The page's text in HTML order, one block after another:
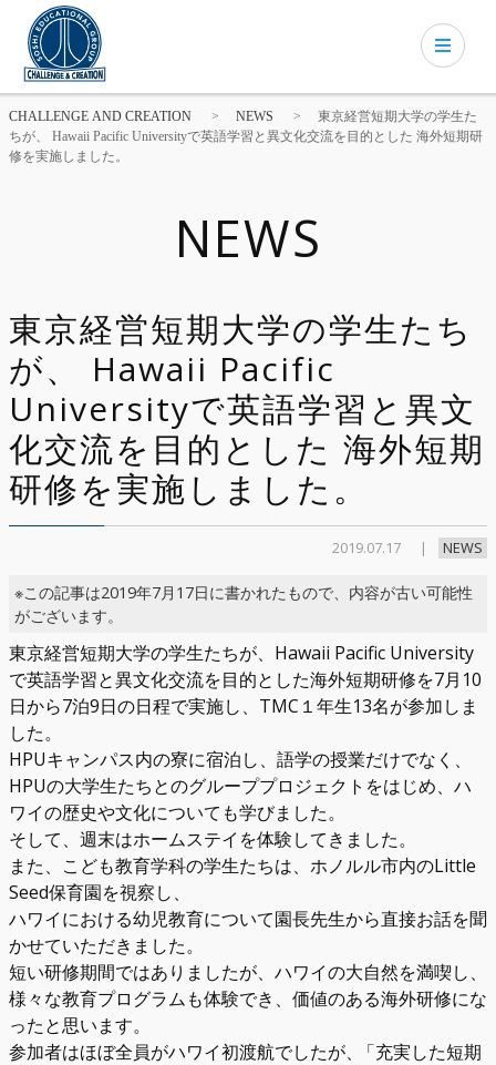
CHALLENGE AND CREATION > NEWS >
東京経営短期大学の学生た
ちが、 Hawaii Pacific Universityで英語学習と異文化交流を目的とした 海外短期研
修を実施しました。
NEWS
東京経営短期大学の学生たち
が、 Hawaii Pacific
Universityで英語学習と異文
化交流を目的とした 海外短期
研修を実施しました。
2019.07.17 NEWS
※この記事は2019年7月17日に書かれたもので、内容が古い可能性
がございます。
東京経営短期大学の学生たちが、Hawaii Pacific University
で英語学習と異文化交流を目的とした海外短期研修を7月10
日から7泊9日の日程で実施し、TMC１年生13名が参加しま
した。
HPUキャンパス内の寮に宿泊し、語学の授業だけでなく、
HPUの大学生たちとのグループプロジェクトをはじめ、ハ
ワイの歴史や文化についても学びました。
そして、週末はホームステイを体験してきました。
また、こども教育学科の学生たちは、ホノルル市内のLittle
Seed保育園を視察し、
ハワイにおける幼児教育について園長先生から直接お話を聞
かせていただきました。
短い研修期間ではありましたが、ハワイの大自然を満喫し、
様々な教育プログラムも体験でき、価値のある海外研修にな
ったと思います。
参加者はほぼ全員がハワイ初渡航でしたが、
「充実した短期